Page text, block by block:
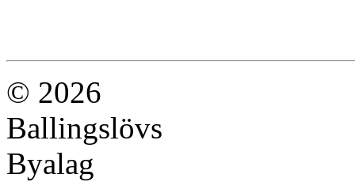
© 2026
Ballingslövs
Byalag